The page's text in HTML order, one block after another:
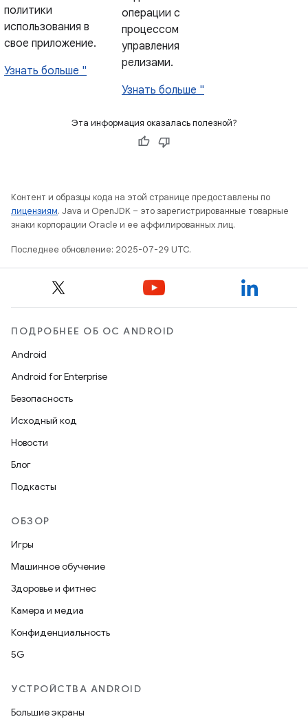
политики
использования в
свое приложение.
Узнать больше "
операции с
процессом
управления
релизами.
Узнать больше "
Эта информация оказалась полезной?
Контент и образцы кода на этой странице предоставлены по
лицензиям. Java и OpenJDK – это зарегистрированные товарные
знаки корпорации Oracle и ее аффилированных лиц.
Последнее обновление: 2025-07-29 UTC.
ПОДРОБНЕЕ ОБ ОС ANDROID
Android
Android for Enterprise
Безопасность
Исходный код
Новости
Блог
Подкасты
ОБЗОР
Игры
Машинное обучение
Здоровье и фитнес
Камера и медиа
Конфиденциальность
5G
УСТРОЙСТВА ANDROID
Большие экраны